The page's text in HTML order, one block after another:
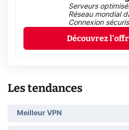
Serveurs
Réseau mondial
Connexion
Découvrez
Les tendances
Meilleur VPN